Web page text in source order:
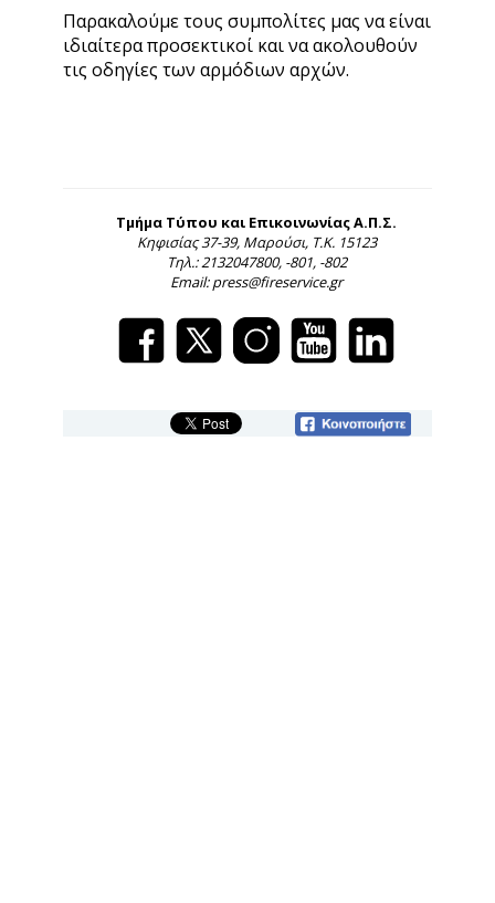
Παρακαλούμε τους συμπολίτες μας να είναι
ιδιαίτερα προσεκτικοί και να ακολουθούν
τις οδηγίες των αρμόδιων αρχών.
Τμήμα Τύπου και Επικοινωνίας Α.Π.Σ.
Κηφισίας 37-39, Μαρούσι, Τ.Κ. 15123
Τηλ.: 2132047800, -801, -802
Email: press@fireservice.gr